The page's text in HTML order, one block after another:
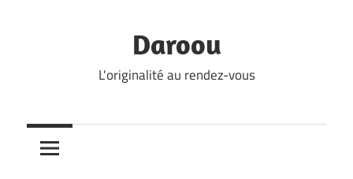
Daroou
L'originalité au rendez-vous